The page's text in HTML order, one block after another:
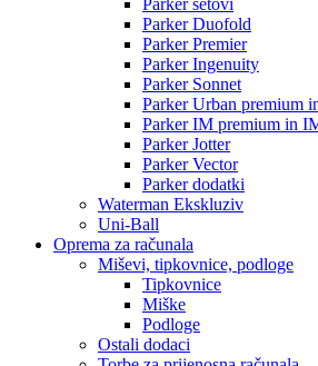
Parker Duofold
Parker Premier
Parker Ingenuity
Parker Sonnet
Parker Urban premium
Parker IM premium in
Parker Jotter
Parker Vector
Parker dodatki
Waterman Ekskluziv
Uni-Ball
Oprema za računala
Miševi, tipkovnice, podloge
Tipkovnice
Miške
Podloge
Ostali dodaci